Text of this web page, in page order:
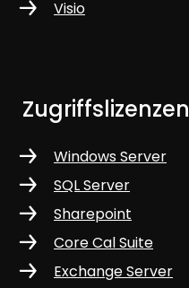
Visio
Zugriffslizenzen
Windows Server
SQL Server
Sharepoint
Core Cal Suite
Exchange Server